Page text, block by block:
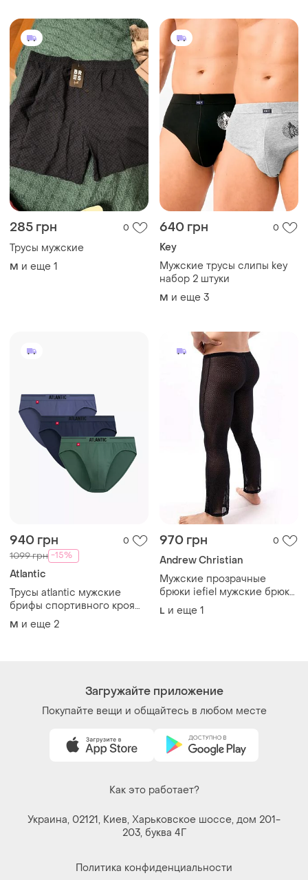
285 грн 0
Трусы мужские
M и еще 1
640 грн 0
Key
Мужские трусы слипы key
набор 2 штуки
M и еще 3
940 грн 0
1099 грн -15%
Atlantic
Трусы atlantic мужские
брифы спортивного кроя
набор 3 штуки
M и еще 2
970 грн 0
Andrew Christian
Мужские прозрачные
брюки iefiel мужские брюки
сетка сетчатые мужские
брюки эластичные
L и еще 1
Загружайте приложение
Покупайте вещи и общайтесь в любом месте
Как это работает?
Украина, 02121, Киев, Харьковское шоссе, дом 201-
203, буква 4Г
Политика конфиденциальности